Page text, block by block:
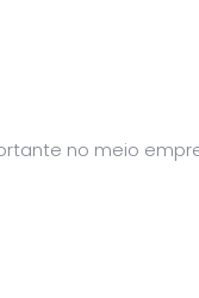
no meio